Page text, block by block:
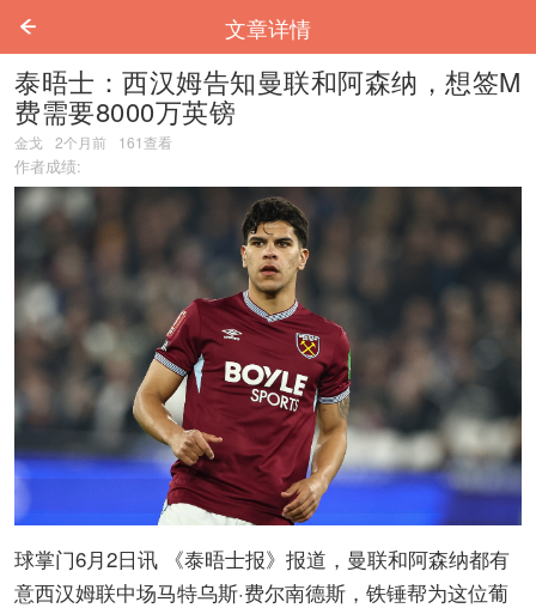
文章详情
泰晤士：西汉姆告知曼联和阿森纳，想签M
费需要8000万英镑
金戈 2个月前 161查看
作者成绩:
球掌门6月2日讯 《泰晤士报》报道，曼联和阿森纳都有
意西汉姆联中场马特乌斯·费尔南德斯，铁锤帮为这位葡